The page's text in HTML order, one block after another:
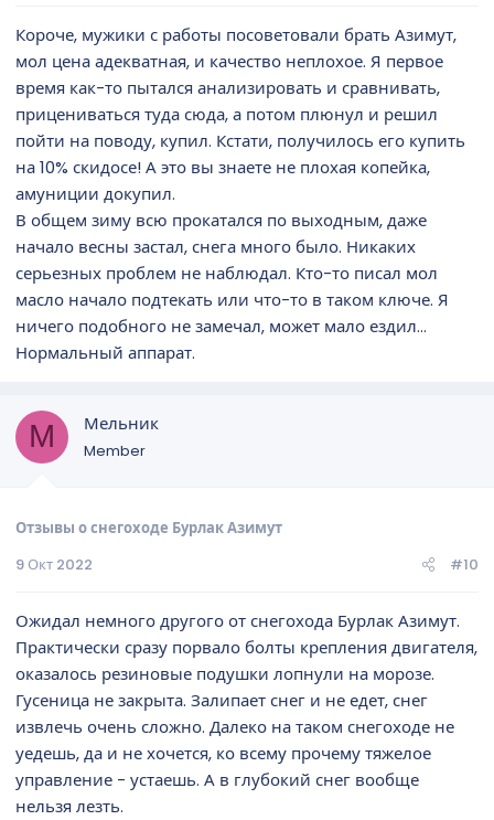
Короче, мужики с работы посоветовали брать Азимут,
мол цена адекватная, и качество неплохое. Я первое
время как-то пытался анализировать и сравнивать,
прицениваться туда сюда, а потом плюнул и решил
пойти на поводу, купил. Кстати, получилось его купить
на 10% скидосе! А это вы знаете не плохая копейка,
амуниции докупил.
В общем зиму всю прокатался по выходным, даже
начало весны застал, снега много было. Никаких
серьезных проблем не наблюдал. Кто-то писал мол
масло начало подтекать или что-то в таком ключе. Я
ничего подобного не замечал, может мало ездил...
Нормальный аппарат.
М Мельник
Member
Отзывы о снегоходе Бурлак Азимут
9 Окт 2022
#10
Ожидал немного другого от снегохода Бурлак Азимут.
Практически сразу порвало болты крепления двигателя,
оказалось резиновые подушки лопнули на морозе.
Гусеница не закрыта. Залипает снег и не едет, снег
извлечь очень сложно. Далеко на таком снегоходе не
уедешь, да и не хочется, ко всему прочему тяжелое
управление - устаешь. А в глубокий снег вообще
нельзя лезть.